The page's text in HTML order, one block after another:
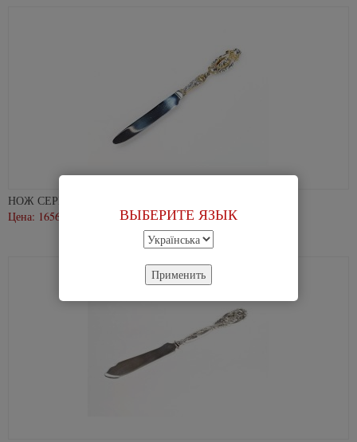
ВЫБЕРИТЕ ЯЗЫК
Применить
НОЖ СЕРЕБРЯНЫЙ СТОЛОВЫЙ "ЛЮДОВИК"
Цена: 16560 грн.
корзину
В
избранное